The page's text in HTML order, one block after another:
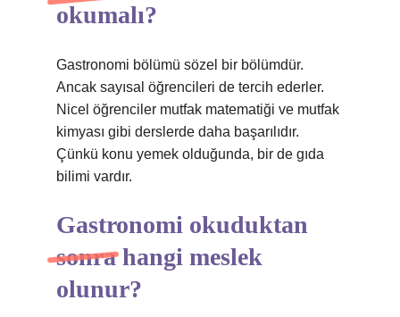
okumalı?
Gastronomi bölümü sözel bir bölümdür.
Ancak sayısal öğrencileri de tercih ederler.
Nicel öğrenciler mutfak matematiği ve mutfak
kimyası gibi derslerde daha başarılıdır.
Çünkü konu yemek olduğunda, bir de gıda
bilimi vardır.
Gastronomi okuduktan
sonra hangi meslek
olunur?